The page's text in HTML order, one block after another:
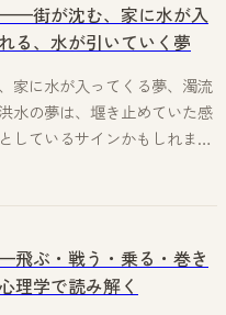
街が沈む、家に水が入
る、水が引いていく夢
家に水が入ってくる夢、濁流
の夢は、堰き止めていた感
しているサインかもしれませ
の記憶をたどりながら意味を
ぶ・戦う・乗る・巻き
理学で読み解く